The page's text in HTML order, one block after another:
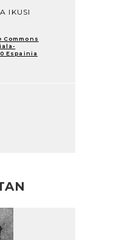
IKUSI
Commons
Espainia